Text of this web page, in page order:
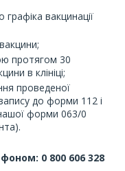
графіка вакцинації
протягом 30
в клініці;
проведеної
до форми 112 і
форми 063/0
0 800 606 328